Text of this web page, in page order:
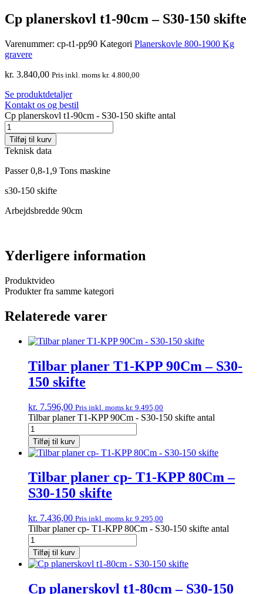
Cp planerskovl t1-90cm – S30-150 skifte
Varenummer: cp-t1-pp90 Kategori Planerskovle 800-1900 Kg
gravere
kr. 3.840,00 Pris inkl. moms kr. 4.800,00
Se produktdetaljer
Kontakt os og bestil
Cp planerskovl t1-90cm - S30-150 skifte antal
Tilføj til kurv
Teknisk data
Passer 0,8-1,9 Tons maskine
s30-150 skifte
Arbejdsbredde 90cm
Yderligere information
Produktvideo
Produkter fra samme kategori
Relaterede varer
Tilbar planer T1-KPP 90Cm – S30-
150 skifte
kr. 7.596,00 Pris inkl. moms kr. 9.495,00
Tilbar planer T1-KPP 90Cm - S30-150 skifte antal
Tilføj til kurv
Tilbar planer cp- T1-KPP 80Cm –
S30-150 skifte
kr. 7.436,00 Pris inkl. moms kr. 9.295,00
Tilbar planer cp- T1-KPP 80Cm - S30-150 skifte antal
Tilføj til kurv
Cp planerskovl t1-80cm – S30-150